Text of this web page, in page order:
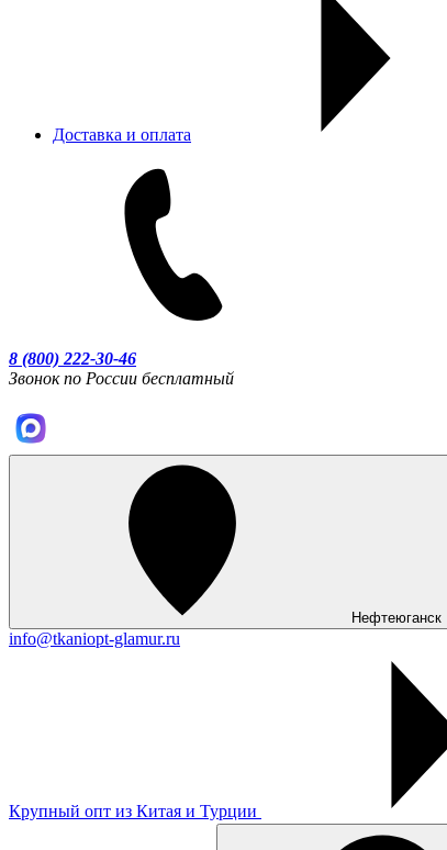
Доставка и оплата
8 (800) 222-30-46
Звонок по России бесплатный
Нефтеюганск
info@tkaniopt-glamur.ru
Крупный опт из Китая и Турции